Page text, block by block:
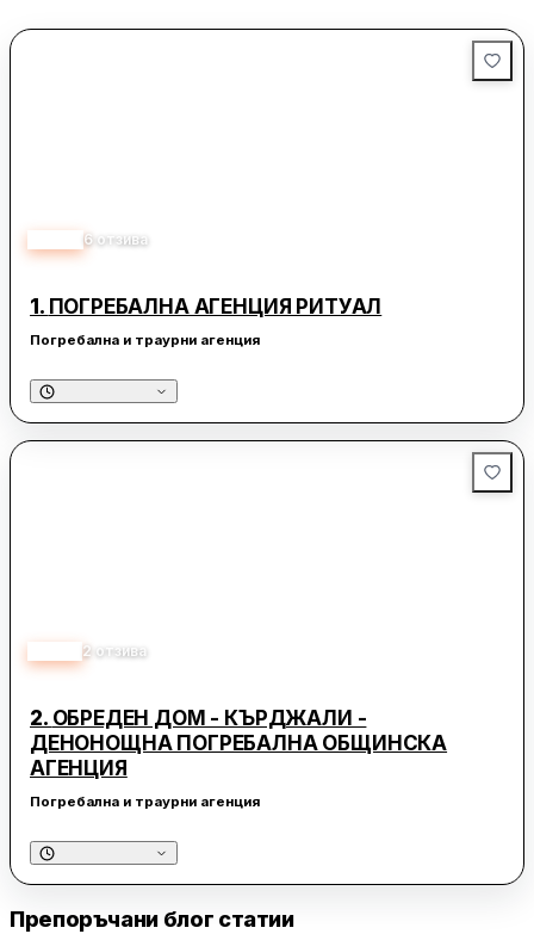
6 отзива
1. ПОГРЕБАЛНА АГЕНЦИЯ РИТУАЛ
Погребална и траурни агенция
2 отзива
2. ОБРЕДЕН ДОМ - КЪРДЖАЛИ -
ДЕНОНОЩНА ПОГРЕБАЛНА ОБЩИНСКА
АГЕНЦИЯ
Погребална и траурни агенция
Препоръчани блог статии